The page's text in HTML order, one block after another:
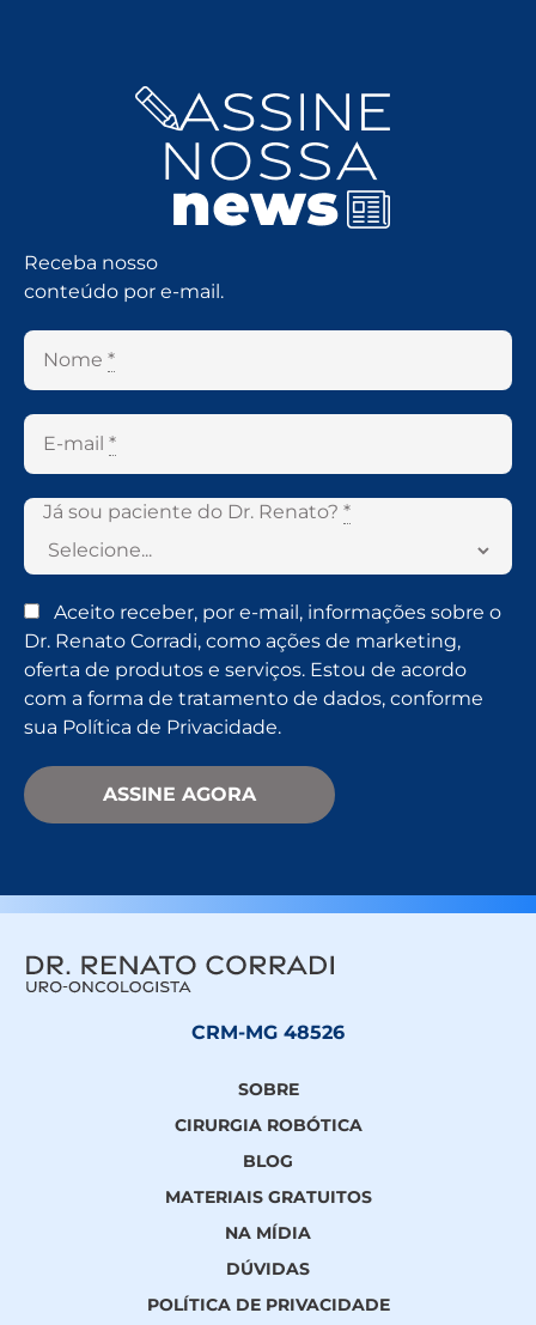
Receba nosso
conteúdo por e-mail.
Nome *
E-mail *
Já sou paciente do Dr. Renato? *
Aceito receber, por e-mail, informações sobre o
Dr. Renato Corradi, como ações de marketing,
oferta de produtos e serviços. Estou de acordo
com a forma de tratamento de dados, conforme
sua Política de Privacidade.
DR. RENATO
CORRADI
CRM-MG 48526
SOBRE
CIRURGIA ROBÓTICA
BLOG
MATERIAIS GRATUITOS
NA MÍDIA
DÚVIDAS
POLÍTICA DE PRIVACIDADE